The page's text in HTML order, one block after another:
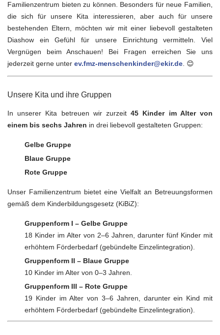
Familienzentrum bieten zu können. Besonders für neue Familien,
die sich für unsere Kita interessieren, aber auch für unsere
bestehenden Eltern, möchten wir mit einer liebevoll gestalteten
Diashow ein Gefühl für unsere Einrichtung vermitteln. Viel
Vergnügen beim Anschauen! Bei Fragen erreichen Sie uns
jederzeit gerne unter ev.fmz-menschenkinder@ekir.de . 😊
Unsere Kita und ihre Gruppen
In unserer Kita betreuen wir zurzeit45 Kinder im Alter von
einem bis sechs Jahren in drei liebevoll gestalteten Gruppen:
Gelbe Gruppe
Blaue Gruppe
Rote Gruppe
Unser Familienzentrum bietet eine Vielfalt an Betreuungsformen
gemäß dem Kinderbildungsgesetz (KiBiZ):
Gruppenform I – Gelbe Gruppe
18 Kinder im Alter von 2–6 Jahren, darunter fünf Kinder mit
erhöhtem Förderbedarf (gebündelte Einzelintegration).
Gruppenform II – Blaue Gruppe
10 Kinder im Alter von 0–3 Jahren.
Gruppenform III – Rote Gruppe
19 Kinder im Alter von 3–6 Jahren, darunter ein Kind mit
erhöhtem Förderbedarf (gebündelte Einzelintegration).